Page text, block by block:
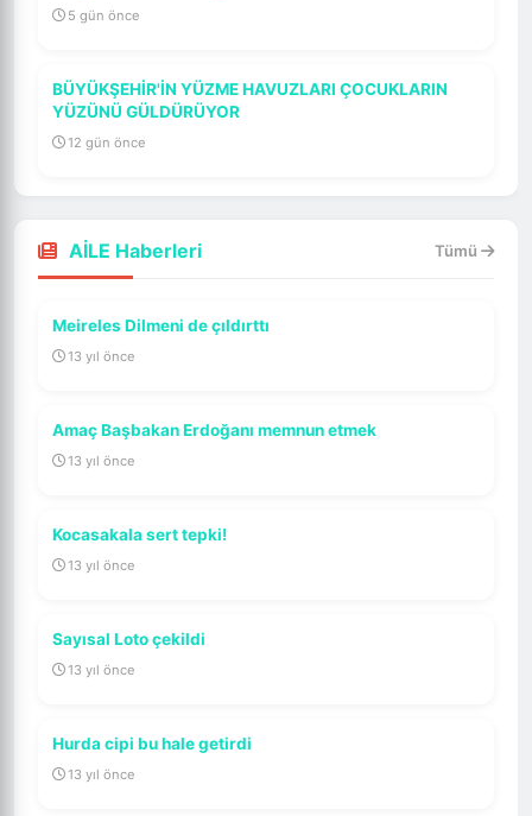
5 gün önce
BÜYÜKŞEHİR'İN YÜZME HAVUZLARI ÇOCUKLARIN
YÜZÜNÜ GÜLDÜRÜYOR
12 gün önce
AİLE Haberleri Tümü
Meireles Dilmeni de çıldırttı
13 yıl önce
Amaç Başbakan Erdoğanı memnun etmek
13 yıl önce
Kocasakala sert tepki!
13 yıl önce
Sayısal Loto çekildi
13 yıl önce
Hurda cipi bu hale getirdi
13 yıl önce